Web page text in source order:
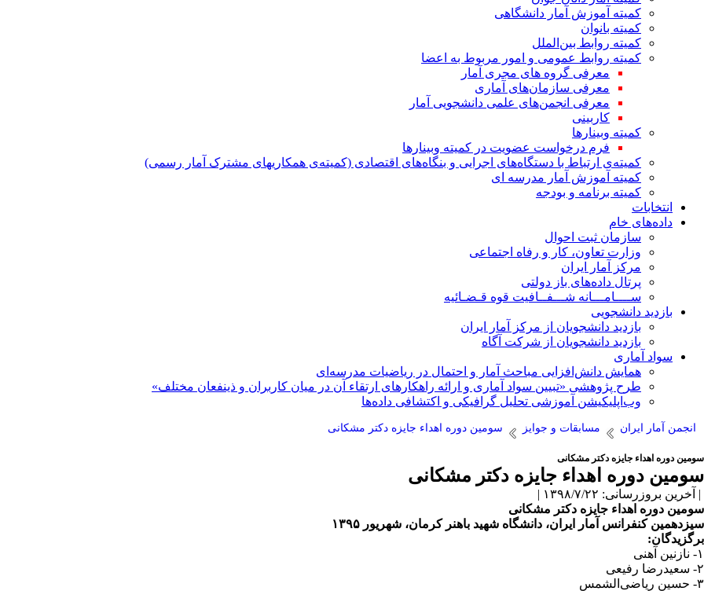
کمیته آموزش آمار دانشگاهی
کمیته بانوان
کمیته روابط بین‌الملل
کمیته روابط عمومی و امور مربوط به اعضا
معرفی گروه های مجری آمار
معرفی سازمان‌های آماری
معرفی انجمن‌های علمی دانشجویی آمار
کاربینی
کمیته وبینارها
فرم درخواست عضویت در کمیته وبینارها
کمیته‌ی ارتباط با دستگاه‌های اجرایی و بنگاه‌های اقتصادی (کمیته‌ی همکاریهای مشترک آمار رسمی)
کمیته آموزش آمار مدرسه ای
کمیته برنامه و بودجه
انتخابات
داده‌های خام
سازمان ثبت احوال
وزارت تعاون، کار و رفاه اجتماعی
مرکز آمار ایران
پرتال داده‌های باز دولتی
ســــامـــانه شـــفــافیت قوه قـضـائیه
بازدید دانشجویی
بازدید دانشجویان از مرکز آمار ایران
بازدید دانشجویان از شرکت آگاه
سواد آماری
همایش دانش‌افزایی مباحث آمار و احتمال در ریاضیات مدرسه‌ای
طرح پژوهشی «تبیین سواد آماری و ارائه راهکارهای ارتقاء آن در میان کاربران و ذینفعان مختلف»
وب‌اپلیکیشن آموزشی تحلیل گرافیکی و اکتشافی داده‌ها
انجمن آمار ایران مسابقات و جوایز سومین دوره اهداء جایزه دکتر مشکانی
سومین دوره اهداء جایزه دکتر مشکانی
سومین دوره اهداء جایزه دکتر مشکانی
| آخرین بروزرسانی: ۱۳۹۸/۷/۲۲ |
سومین دوره اهداء جایزه دکتر مشکانی
سیزدهمین کنفرانس آمار ایران، دانشگاه شهید باهنر کرمان، شهریور ۱۳۹۵
برگزیدگان:
۱- نازنین آهنی
۲- سعیدرضا رفیعی
۳- حسین ریاضی‌الشمس